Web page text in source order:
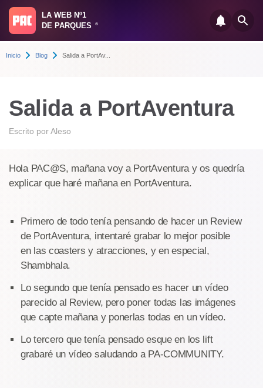
LA WEB Nº1
DE PARQUES
®
Inicio Blog Salida a PortAv...
Salida a PortAventura
Escrito porAleso
Hola PAC@S, mañana voy a PortAventura y os quedría
explicar que haré mañana en PortAventura.
Primero de todo tenía pensando de hacer un Review
de PortAventura, intentaré grabar lo mejor posible
en las coasters y atracciones, y en especial,
Shambhala.
Lo segundo que tenía pensado es hacer un vídeo
parecido al Review, pero poner todas las imágenes
que capte mañana y ponerlas todas en un vídeo.
Lo tercero que tenía pensado esque en los lift
grabaré un vídeo saludando a PA-COMMUNITY.